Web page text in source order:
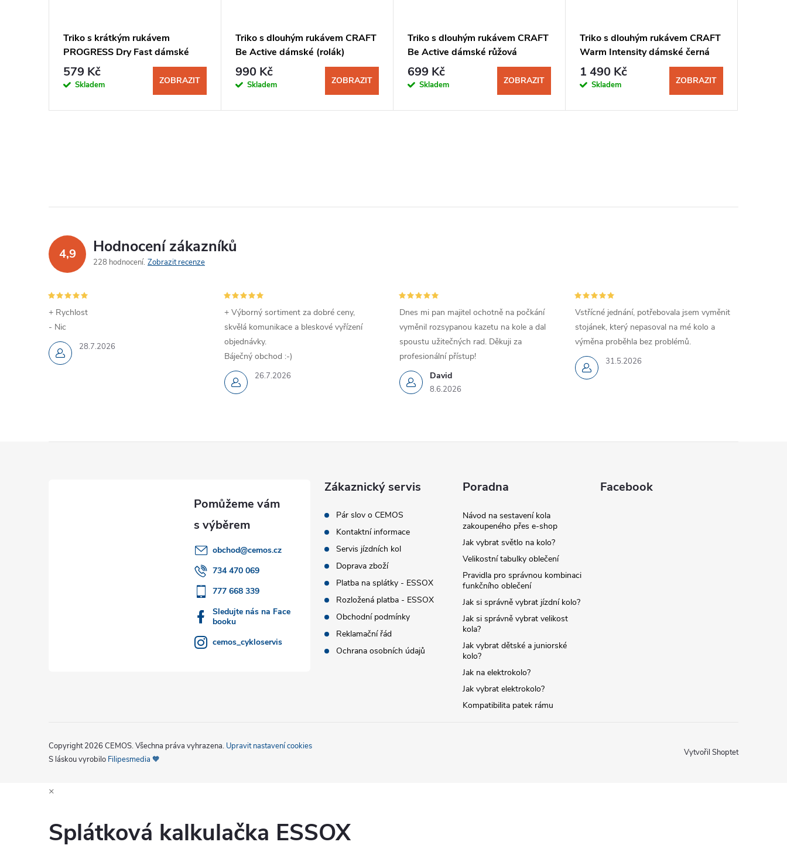
Triko s krátkým rukávem
PROGRESS Dry Fast dámské
růžová-bílé prošití
579 Kč
Skladem ZOBRAZIT
Triko s dlouhým rukávem CRAFT
Be Active dámské (rolák)
jahodová
990 Kč
Skladem ZOBRAZIT
Triko s dlouhým rukávem CRAFT
Be Active dámské růžová
699 Kč
Skladem ZOBRAZIT
Triko s dlouhým rukávem CRAFT
Warm Intensity dámské černá
1 490 Kč
Skladem ZOBRAZIT
4,9 Hodnocení zákazníků
228 hodnocení Zobrazit recenze
28.7.2026
+ Rychlost
- Nic
26.7.2026
+ Výborný sortiment za dobré ceny,
skvělá komunikace a bleskové vyřízení
objednávky.
Báječný obchod :-)
David
8.6.2026
Dnes mi pan majitel ochotně na počkání
vyměnil rozsypanou kazetu na kole a dal
spoustu užitečných rad. Děkuji za
profesionální přístup!
31.5.2026
Vstřícné jednání, potřebovala jsem vyměnit
stojánek, který nepasoval na mé kolo a
výměna proběhla bez problémů.
obchod@cemos.cz
734 470 069
777 668 339
Sledujte nás na Face
booku
cemos_cykloservis
Zákaznický servis
Pár slov o CEMOS
Kontaktní informace
Servis jízdních kol
Doprava zboží
Platba na splátky - ESSOX
Rozložená platba - ESSOX
Obchodní podmínky
Reklamační řád
Ochrana osobních údajů
Poradna
Návod na sestavení kola
zakoupeného přes e-shop
Jak vybrat světlo na kolo?
Velikostní tabulky oblečení
Pravidla pro správnou kombinaci
funkčního oblečení
Jak si správně vybrat jízdní kolo?
Jak si správně vybrat velikost
kola?
Jak vybrat dětské a juniorské
kolo?
Jak na elektrokolo?
Jak vybrat elektrokolo?
Kompatibilita patek rámu
Facebook
Vytvořil Shoptet
Copyright 2026 CEMOS. Všechna práva vyhrazena. Upravit nastavení cookies
S láskou vyrobilo Filipesmedia 🧡
×
Splátková kalkulačka ESSOX